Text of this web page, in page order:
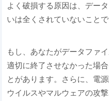
よく破損する原因は、デー
いは全くされていないことで
もし、あなたがデータファ
適切に終了させなかった場
とがあります。さらに、電
ウイルスやマルウェアの攻